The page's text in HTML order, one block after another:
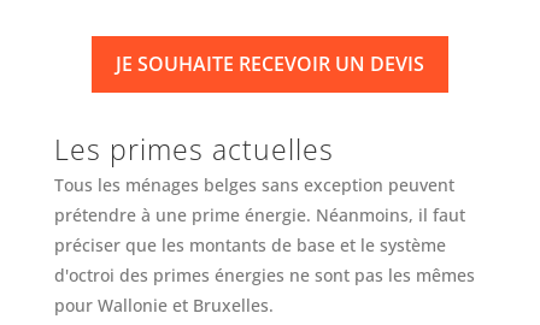
JE SOUHAITE RECEVOIR UN DEVIS
Les primes actuelles
Tous les ménages belges sans exception peuvent
prétendre à une prime énergie. Néanmoins, il faut
préciser que les montants de base et le système
d'octroi des primes énergies ne sont pas les mêmes
pour Wallonie et Bruxelles.